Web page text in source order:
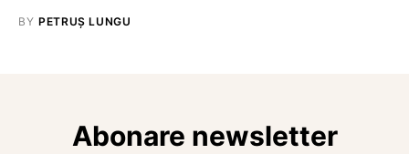
BY PETRUȘ LUNGU
Abonare newsletter